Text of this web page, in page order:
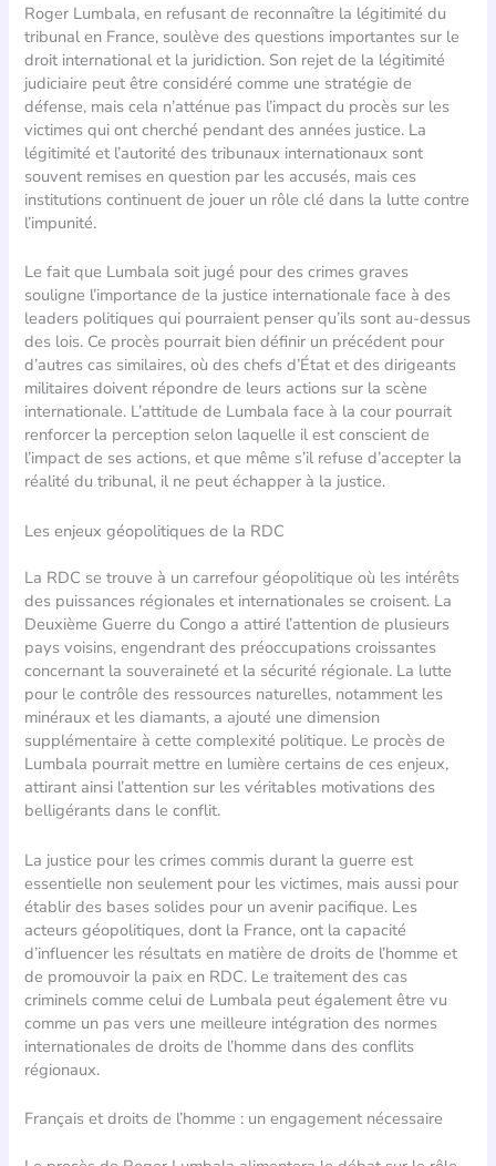
Roger Lumbala, en refusant de reconnaître la légitimité du
tribunal en France, soulève des questions importantes sur le
droit international et la juridiction. Son rejet de la légitimité
judiciaire peut être considéré comme une stratégie de
défense, mais cela n’atténue pas l’impact du procès sur les
victimes qui ont cherché pendant des années justice. La
légitimité et l’autorité des tribunaux internationaux sont
souvent remises en question par les accusés, mais ces
institutions continuent de jouer un rôle clé dans la lutte contre
l’impunité.
Le fait que Lumbala soit jugé pour des crimes graves
souligne l’importance de la justice internationale face à des
leaders politiques qui pourraient penser qu’ils sont au-dessus
des lois. Ce procès pourrait bien définir un précédent pour
d’autres cas similaires, où des chefs d’État et des dirigeants
militaires doivent répondre de leurs actions sur la scène
internationale. L’attitude de Lumbala face à la cour pourrait
renforcer la perception selon laquelle il est conscient de
l’impact de ses actions, et que même s’il refuse d’accepter la
réalité du tribunal, il ne peut échapper à la justice.
Les enjeux géopolitiques de la RDC
La RDC se trouve à un carrefour géopolitique où les intérêts
des puissances régionales et internationales se croisent. La
Deuxième Guerre du Congo a attiré l’attention de plusieurs
pays voisins, engendrant des préoccupations croissantes
concernant la souveraineté et la sécurité régionale. La lutte
pour le contrôle des ressources naturelles, notamment les
minéraux et les diamants, a ajouté une dimension
supplémentaire à cette complexité politique. Le procès de
Lumbala pourrait mettre en lumière certains de ces enjeux,
attirant ainsi l’attention sur les véritables motivations des
belligérants dans le conflit.
La justice pour les crimes commis durant la guerre est
essentielle non seulement pour les victimes, mais aussi pour
établir des bases solides pour un avenir pacifique. Les
acteurs géopolitiques, dont la France, ont la capacité
d’influencer les résultats en matière de droits de l’homme et
de promouvoir la paix en RDC. Le traitement des cas
criminels comme celui de Lumbala peut également être vu
comme un pas vers une meilleure intégration des normes
internationales de droits de l’homme dans des conflits
régionaux.
Français et droits de l’homme : un engagement nécessaire